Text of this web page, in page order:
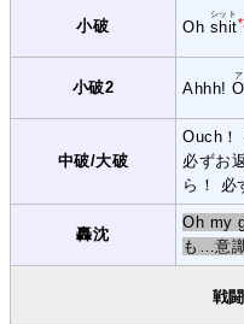
小破 Oh shit
シット
小破2 Ahhh!
中破/大破
Ouch！
必ずお
ら！ 必
轟沈
Oh my
も…意
戦